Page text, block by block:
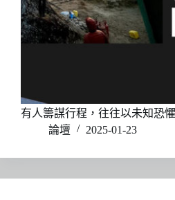
有人籌謀行程，往往以未知恐
論壇
2025-01-23